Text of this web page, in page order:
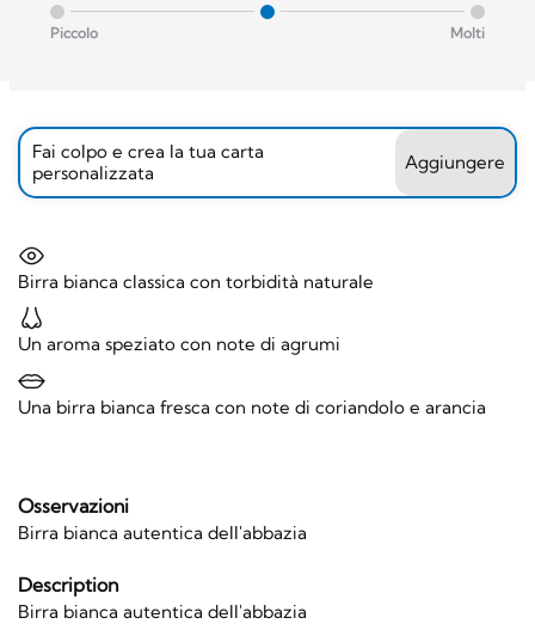
Piccolo Molti
Fai colpo e crea la tua carta
personalizzata
Aggiungere
Birra bianca classica con torbidità naturale
Un aroma speziato con note di agrumi
Una birra bianca fresca con note di coriandolo e arancia
Osservazioni
Birra bianca autentica dell'abbazia
Description
Birra bianca autentica dell'abbazia